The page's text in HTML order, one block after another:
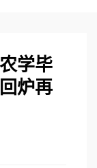
学毕
炉再